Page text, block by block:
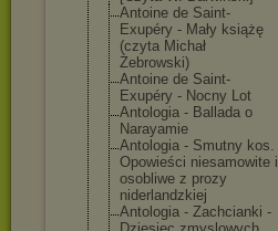
Antoine de Saint-
Exupéry - Mały książę
(czyta Michał
Żebrowski)
Antoine de Saint-
Exupéry - Nocny Lot
Antologia - Ballada o
Narayamie
Antologia - Smutny kos.
Opowieści niesamowite i
osobliwe z prozy
niderlandzkiej
Antologia - Zachcianki -